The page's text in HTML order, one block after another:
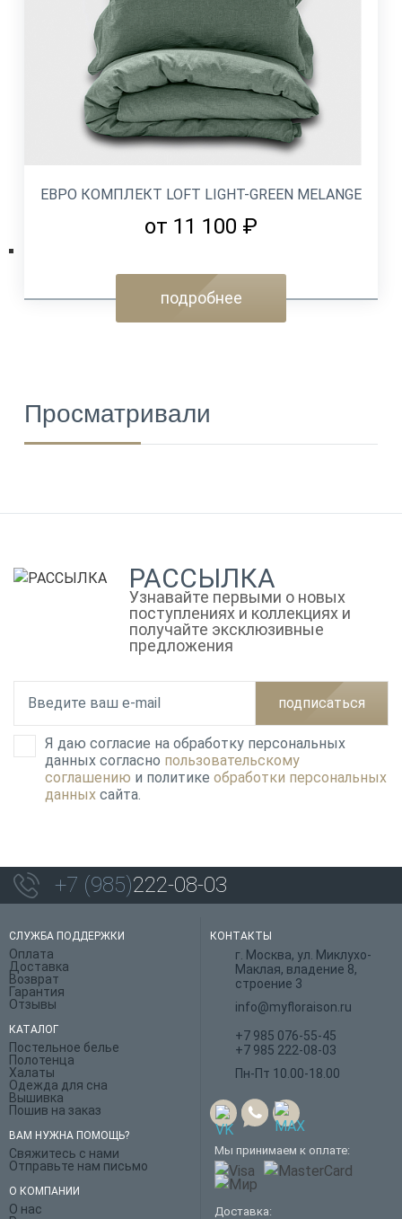
ЕВРО КОМПЛЕКТ LOFT LIGHT-GREEN MELANGE
от 11 100 ₽
подробнее
Просматривали
РАССЫЛКА
Узнавайте первыми о новых
поступлениях и коллекциях и
получайте эксклюзивные
предложения
подписаться
Я даю согласие на обработку персональных
данных согласно пользовательскому
соглашению и политике обработки персональных
данных сайта.
+7 (985)222-08-03
СЛУЖБА ПОДДЕРЖКИ
Оплата
Доставка
Возврат
Гарантия
Отзывы
КАТАЛОГ
Постельное белье
Полотенца
Халаты
Одежда для сна
Вышивка
Пошив на заказ
ВАМ НУЖНА ПОМОЩЬ?
Свяжитесь с нами
Отправьте нам письмо
О КОМПАНИИ
О нас
КОНТАКТЫ
г. Москва, ул. Миклухо-
Маклая, владение 8,
строение 3
info@myfloraison.ru
+7 985 076-55-45
+7 985 222-08-03
Пн-Пт 10.00-18.00
Мы принимаем к оплате:
Доставка: